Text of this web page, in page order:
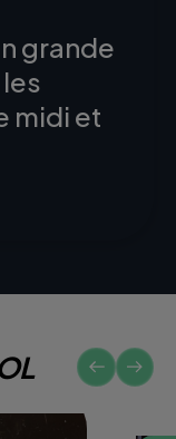
grande
midi et